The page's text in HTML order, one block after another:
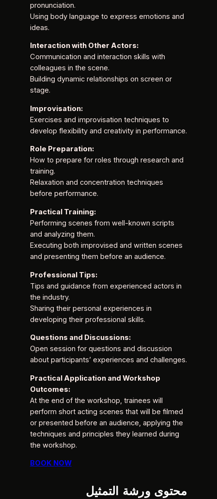
pronunciation.
Using body language to express emotions and
ideas.
Interaction with Other Actors:
Communication and interaction skills with
colleagues in the scene.
Building dynamic relationships on screen or
stage.
Improvisation:
Exercises and improvisation techniques to
develop flexibility and creativity in performance.
Role Preparation:
How to prepare for roles through research and
training.
Relaxation and concentration techniques
before performance.
Practical Training:
Performing scenes from well-known scripts
and analyzing them.
Executing both improvised and written scenes
and presenting them before an audience.
Professional Tips:
Tips and guidance from experienced actors in
the industry.
Sharing their personal experiences in
developing their professional skills.
Questions and Discussions:
Open session for questions and discussion
about participants’ experiences and challenges.
Practical Application and Workshop
Outcomes:
At the end of the workshop, trainees will
perform short acting scenes that will be filmed
or presented before an audience, applying the
techniques and principles they learned during
the workshop.
BOOK NOW
محتوى ورشة التمثيل